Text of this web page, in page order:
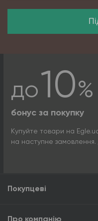
Покупцеві
Про компанію
до10%
бонус за покупку
Купуйте товари на
на наступне замовлення.